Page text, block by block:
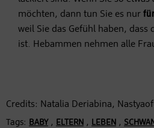
möchten, dann tun Sie es nur
weil Sie das Gefühl haben, dass
ist. Hebammen nehmen alle
Credits: Natalia Deriabina,
Tags: BABY, ELTERN , LEBEN ,